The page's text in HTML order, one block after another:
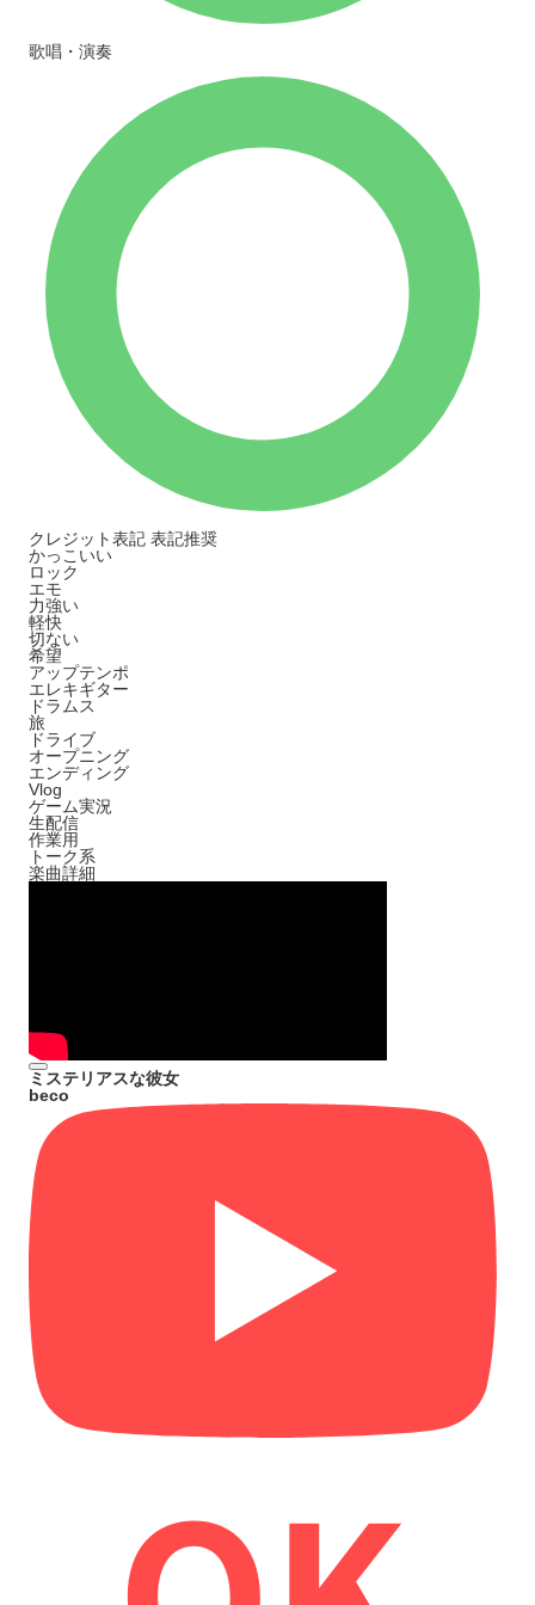
歌唱・演奏
クレジット表記 表記推奨
かっこいい
ロック
エモ
力強い
軽快
切ない
希望
アップテンポ
エレキギター
ドラムス
旅
ドライブ
オープニング
エンディング
Vlog
ゲーム実況
生配信
作業用
トーク系
楽曲詳細
ミステリアスな彼女
beco